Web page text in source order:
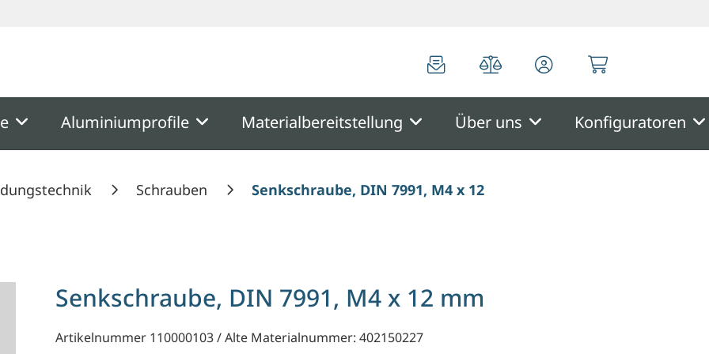
Aluminiumprofile Materialbereitstellung Über uns Konfiguratoren
Schrauben Senkschraube, DIN 7991, M4 x 12 mm
Senkschraube, DIN 7991, M4 x 12 mm
Artikelnummer 110000103 / Alte Materialnummer: 402150227